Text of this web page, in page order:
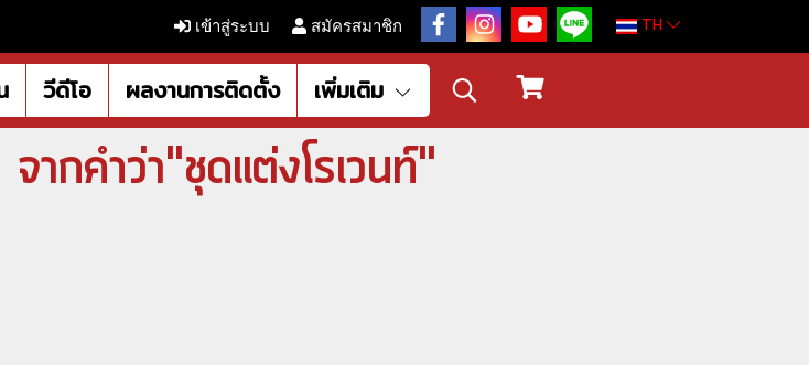
เข้าสู่ระบบ สมัครสมาชิก TH
วีดีโอ ผลงานการติดตั้ง เพิ่มเติม
กคำว่า"ชุดเเต่งโรเวนท์"